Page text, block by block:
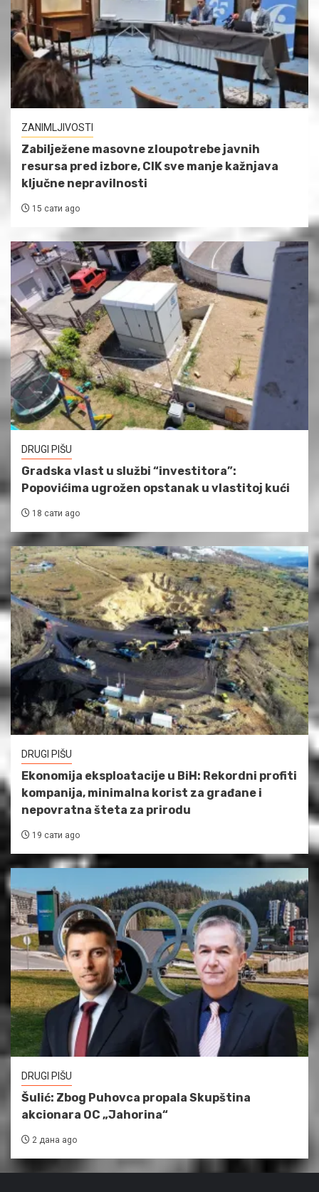
ZANIMLJIVOSTI
Zabilježene masovne zloupotrebe javnih
resursa pred izbore, CIK sve manje kažnjava
ključne nepravilnosti
15 сати ago
DRUGI PIŠU
Gradska vlast u službi “investitora”:
Popovićima ugrožen opstanak u vlastitoj kući
18 сати ago
DRUGI PIŠU
Ekonomija eksploatacije u BiH: Rekordni profiti
kompanija, minimalna korist za građane i
nepovratna šteta za prirodu
19 сати ago
DRUGI PIŠU
Šulić: Zbog Puhovca propala Skupština
akcionara OC „Jahorina“
2 дана ago